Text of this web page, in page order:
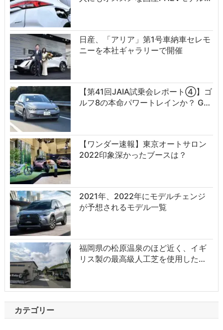
日産、「アリア」第1号車納車セレモ
ニーを本社ギャラリーで開催
【第41回JAIA試乗会レポート④】ゴ
ルフ8の本命パワートレインか？ G…
【ワンダー速報】東京オートサロン
2022印象深かったブースは？
2021年、2022年にモデルチェンジ
が予想されるモデル一覧
福岡県の松原温泉のほど近く、イギ
リス製の最高級人工芝を使用した…
カテゴリー